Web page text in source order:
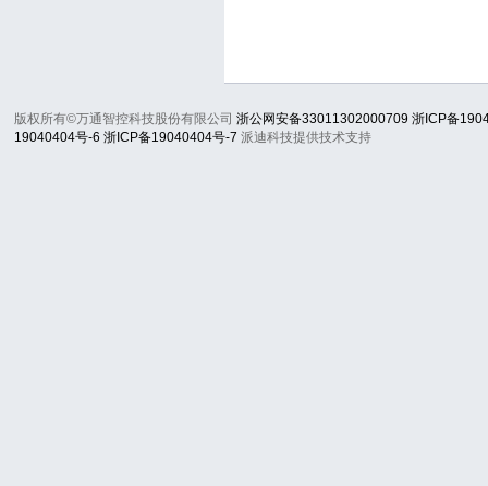
版权所有©万通智控科技股份有限公司 浙公网安备33011302000709 浙ICP备
19040404号-6 浙ICP备19040404号-7 派迪科技提供技术支持